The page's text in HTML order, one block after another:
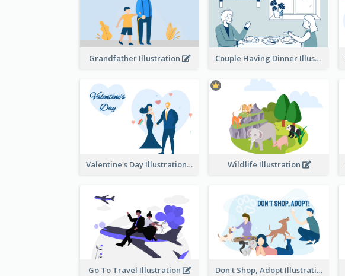
Grandfather Illustration Couple Having Dinner Illustration
Valentine's Day Illustration Wildlife Illustration
Go To Travel Illustration Don't Shop, Adopt Illustration